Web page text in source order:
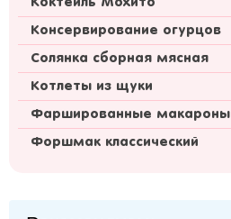
Коктейль Мохито
Консервирование огурцов
Солянка сборная мясная
Котлеты из щуки
Фаршированные макароны
Форшмак классический